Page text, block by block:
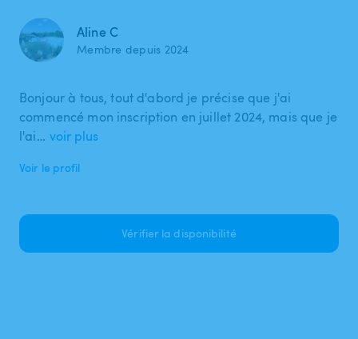
Aline C
Membre depuis 2024
Bonjour à tous, tout d'abord je précise que j'ai
commencé mon inscription en juillet 2024, mais que je
l'ai… voir plus
Voir le profil
Vérifier la disponibilité